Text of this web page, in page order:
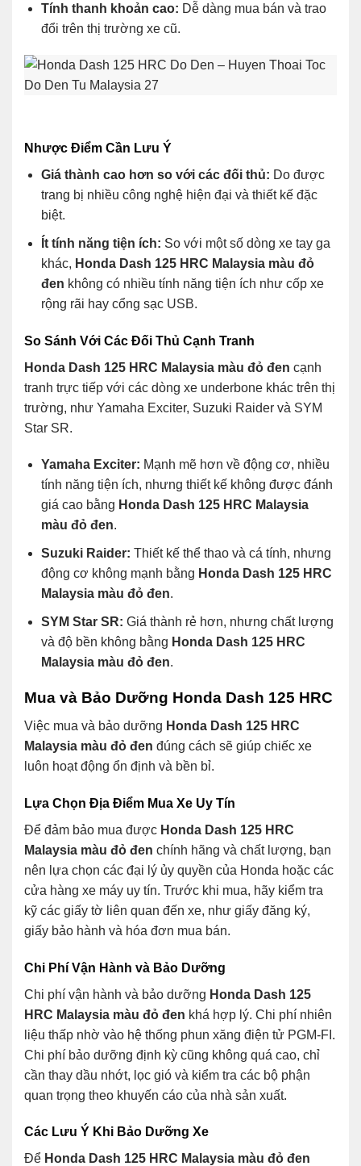
Tính thanh khoản cao: Dễ dàng mua bán và trao
đổi trên thị trường xe cũ.
Nhược Điểm Cần Lưu Ý
Giá thành cao hơn so với các đối thủ: Do được
trang bị nhiều công nghệ hiện đại và thiết kế đặc
biệt.
Ít tính năng tiện ích: So với một số dòng xe tay ga
khác, Honda Dash 125 HRC Malaysia màu đỏ
đen không có nhiều tính năng tiện ích như cốp xe
rộng rãi hay cổng sạc USB.
So Sánh Với Các Đối Thủ Cạnh Tranh
Honda Dash 125 HRC Malaysia màu đỏ đen cạnh
tranh trực tiếp với các dòng xe underbone khác trên thị
trường, như Yamaha Exciter, Suzuki Raider và SYM
Star SR.
Yamaha Exciter: Mạnh mẽ hơn về động cơ, nhiều
tính năng tiện ích, nhưng thiết kế không được đánh
giá cao bằng Honda Dash 125 HRC Malaysia
màu đỏ đen.
Suzuki Raider: Thiết kế thể thao và cá tính, nhưng
động cơ không mạnh bằng Honda Dash 125 HRC
Malaysia màu đỏ đen.
SYM Star SR: Giá thành rẻ hơn, nhưng chất lượng
và độ bền không bằng Honda Dash 125 HRC
Malaysia màu đỏ đen.
Mua và Bảo Dưỡng Honda Dash 125 HRC
Việc mua và bảo dưỡng Honda Dash 125 HRC
Malaysia màu đỏ đen đúng cách sẽ giúp chiếc xe
luôn hoạt động ổn định và bền bỉ.
Lựa Chọn Địa Điểm Mua Xe Uy Tín
Để đảm bảo mua được Honda Dash 125 HRC
Malaysia màu đỏ đen chính hãng và chất lượng, bạn
nên lựa chọn các đại lý ủy quyền của Honda hoặc các
cửa hàng xe máy uy tín. Trước khi mua, hãy kiểm tra
kỹ các giấy tờ liên quan đến xe, như giấy đăng ký,
giấy bảo hành và hóa đơn mua bán.
Chi Phí Vận Hành và Bảo Dưỡng
Chi phí vận hành và bảo dưỡng Honda Dash 125
HRC Malaysia màu đỏ đen khá hợp lý. Chi phí nhiên
liệu thấp nhờ vào hệ thống phun xăng điện tử PGM-FI.
Chi phí bảo dưỡng định kỳ cũng không quá cao, chỉ
cần thay dầu nhớt, lọc gió và kiểm tra các bộ phận
quan trọng theo khuyến cáo của nhà sản xuất.
Các Lưu Ý Khi Bảo Dưỡng Xe
Để Honda Dash 125 HRC Malaysia màu đỏ đen